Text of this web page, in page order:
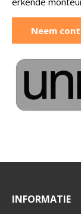
Neem
INFORMATIE